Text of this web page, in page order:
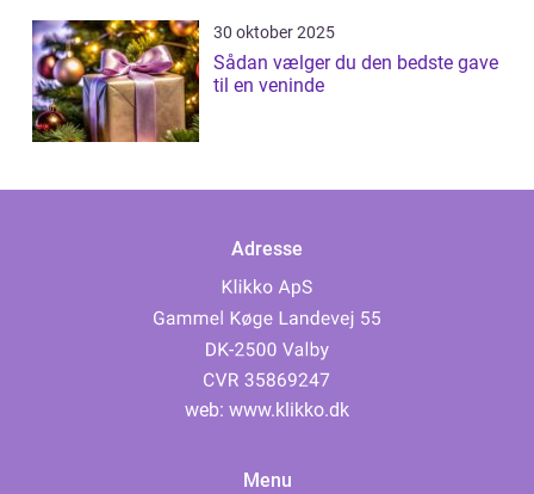
30 oktober 2025
Sådan vælger du den bedste gave
til en veninde
Adresse
web: www.klikko.dk
Menu